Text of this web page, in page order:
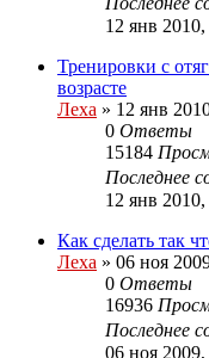
12 янв
Тренировки с
возрасте
Леха » 12 янв
0 Ответы
15184
Последнее
12 янв
Как сделать так
Леха » 06 ноя
0 Ответы
16936
Последнее
06 ноя